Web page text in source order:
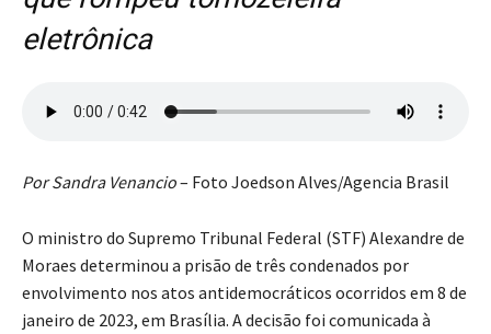
eletrônica
Por Sandra Venancio– Foto Joedson Alves/Agencia Brasil
O ministro do Supremo Tribunal Federal (STF) Alexandre de
Moraes determinou a prisão de três condenados por
envolvimento nos atos antidemocráticos ocorridos em 8 de
janeiro de 2023, em Brasília. A decisão foi comunicada à